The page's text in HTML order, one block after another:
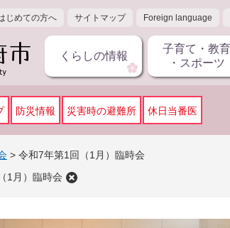
じめての方へ サイトマップ Foreign language
くらしの情報
子育て・教育
・スポーツ
防災情報 災害時の避難所 休日当番医
> 令和7年第1回（1月）臨時会
1月）臨時会